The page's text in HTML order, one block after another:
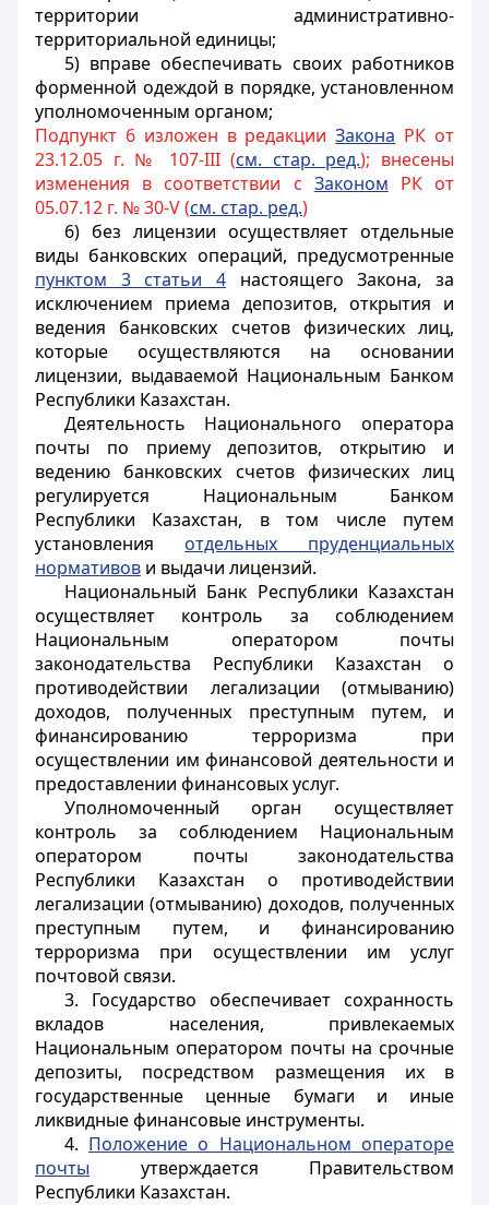
территории административно-
территориальной единицы;
5) вправе обеспечивать своих работников
форменной одеждой в порядке, установленном
уполномоченным органом;
Подпункт 6 изложен в редакцииЗакона РК от
23.12.05 г. № 107-III (см. стар. ред.); внесены
изменения в соответствии с Законом РК от
05.07.12 г. № 30-V (см. стар. ред.)
6) без лицензии осуществляет отдельные
виды банковских операций, предусмотренные
пунктом 3 статьи 4 настоящего Закона, за
исключением приема депозитов, открытия и
ведения банковских счетов физических лиц,
которые осуществляются на основании
лицензии, выдаваемой Национальным Банком
Республики Казахстан.
Деятельность Национального оператора
почты по приему депозитов, открытию и
ведению банковских счетов физических лиц
регулируется Национальным Банком
Республики Казахстан, в том числе путем
установления отдельных пруденциальных
нормативов и выдачи лицензий.
Национальный Банк Республики Казахстан
осуществляет контроль за соблюдением
Национальным оператором почты
законодательства Республики Казахстан о
противодействии легализации (отмыванию)
доходов, полученных преступным путем, и
финансированию терроризма при
осуществлении им финансовой деятельности и
предоставлении финансовых услуг.
Уполномоченный орган осуществляет
контроль за соблюдением Национальным
оператором почты законодательства
Республики Казахстан о противодействии
легализации (отмыванию) доходов, полученных
преступным путем, и финансированию
терроризма при осуществлении им услуг
почтовой связи.
3. Государство обеспечивает сохранность
вкладов населения, привлекаемых
Национальным оператором почты на срочные
депозиты, посредством размещения их в
государственные ценные бумаги и иные
ликвидные финансовые инструменты.
4. Положение о Национальном операторе
почты утверждается Правительством
Республики Казахстан.